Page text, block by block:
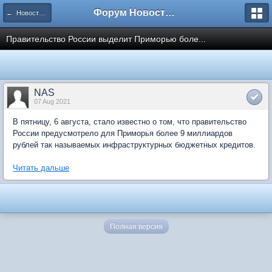
← Новости рынка недвижимости Форум Новостройки
Правительство России выделит Приморью боле...
NAS
07 Aug 2021
В пятницу, 6 августа, стало известно о том, что правительство
России предусмотрело для Приморья более 9 миллиардов
рублей так называемых инфраструктурных бюджетных кредитов.
Читать дальше
Полная версия